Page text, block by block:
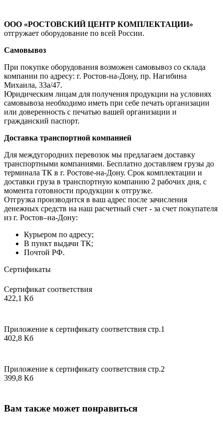
ООО «РОСТОВСКИЙ ЦЕНТР КОМПЛЕКТАЦИИ»
отгружает оборудование по всей России.
Самовывоз
При покупке оборудования возможен самовывоз со склада
компании по адресу: г. Ростов-на-Дону, пр. Нагибина
Михаила, 33а/47.
Юридическим лицам для получения продукции на условиях
самовывоза необходимо иметь при себе печать организации
или доверенность с печатью вашей организации и
гражданский паспорт.
Доставка транспортной компанией
Для междугородних перевозок мы предлагаем доставку
транспортными компаниями. Бесплатно доставляем грузы до
терминала ТК в г. Ростове-на-Дону. Срок комплектации и
доставки груза в транспортную компанию 2 рабочих дня, с
момента готовности продукции к отгрузке.
Отгрузка производится в ваш адрес после зачисления
денежных средств на наш расчетный счет - за счет покупателя
из г. Ростов–на-Дону:
Курьером по адресу;
В пункт выдачи ТК;
Почтой РФ.
Сертификаты
Сертификат соответствия
422,1 Кб
Приложение к сертификату соответствия стр.1
402,8 Кб
Приложение к сертификату соответствия стр.2
399,8 Кб
Вам также может понравиться